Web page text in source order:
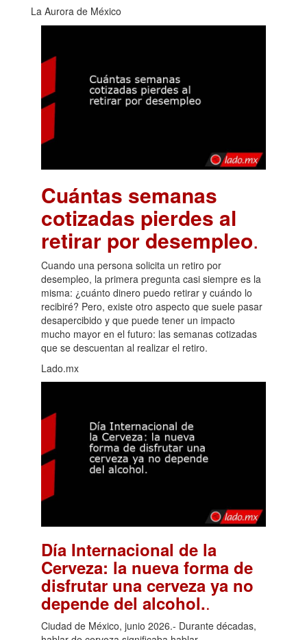
La Aurora de México
Cuántas semanas
cotizadas pierdes al
retirar por desempleo.
Cuando una persona solicita un retiro por
desempleo, la primera pregunta casi siempre es la
misma: ¿cuánto dinero puedo retirar y cuándo lo
recibiré? Pero, existe otro aspecto que suele pasar
desapercibido y que puede tener un impacto
mucho mayor en el futuro: las semanas cotizadas
que se descuentan al realizar el retiro.
Lado.mx
Día Internacional de la
Cerveza: la nueva forma de
disfrutar una cerveza ya no
depende del alcohol..
Ciudad de México, junio 2026.- Durante décadas,